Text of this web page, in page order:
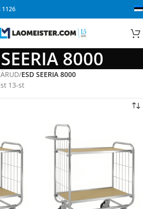
1126
8000
/ESD SEERIA 8000
13-st